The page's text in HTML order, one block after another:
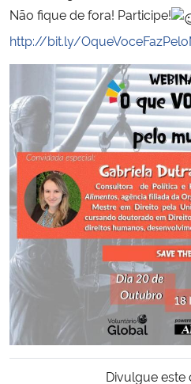
Ministério do Desenvolvimento Regional
Ministério da Mulher, da Família e dos
Secretaria-Geral
Secretaria de Governo
Gabinete de Segurança Institucional
Advocacia-Geral da União
Banco Central do Brasil
Não fique de fora! Participe!
http://bit.ly/
Divulgue este